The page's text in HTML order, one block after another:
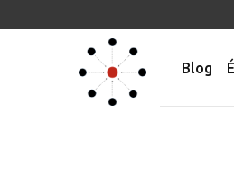
Blog